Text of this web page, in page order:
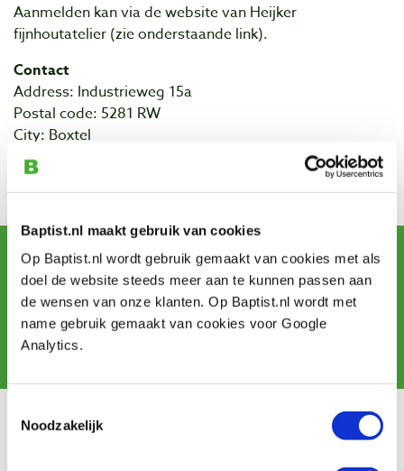
Baptist.nl maakt gebruik van cookies
Op Baptist.nl wordt gebruik gemaakt van cookies met als
doel de website steeds meer aan te kunnen passen aan
de wensen van onze klanten. Op Baptist.nl wordt met
name gebruik gemaakt van cookies voor Google
Analytics.
Noodzakelijk
Aanmelden kan via de website van Heijker
fijnhoutatelier (zie onderstaande link).
Contact
Address: Industrieweg 15a
Postal code: 5281 RW
City: Boxtel
klik hier voor meer informatie over de cursussen van
Heijkers fijnhoutatelier
Sign up for our newsletter
and receive offers, new products and tips.
Customer service